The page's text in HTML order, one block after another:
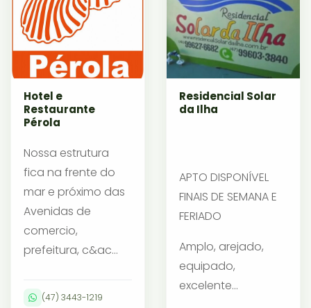
Hotel e
Restaurante
Pérola
Nossa estrutura
fica na frente do
mar e próximo das
Avenidas de
comercio,
prefeitura, c&ac...
(47) 3443-1219
Residencial Solar
da Ilha
APTO DISPONÍVEL
FINAIS DE SEMANA E
FERIADO
Amplo, arejado,
equipado,
excelente...